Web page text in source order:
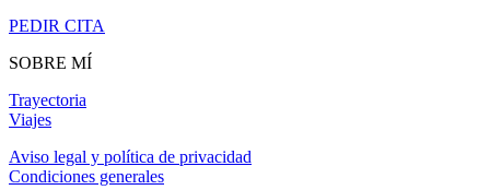
PEDIR CITA
SOBRE MÍ
Trayectoria
Viajes
Aviso legal y política de privacidad
Condiciones generales